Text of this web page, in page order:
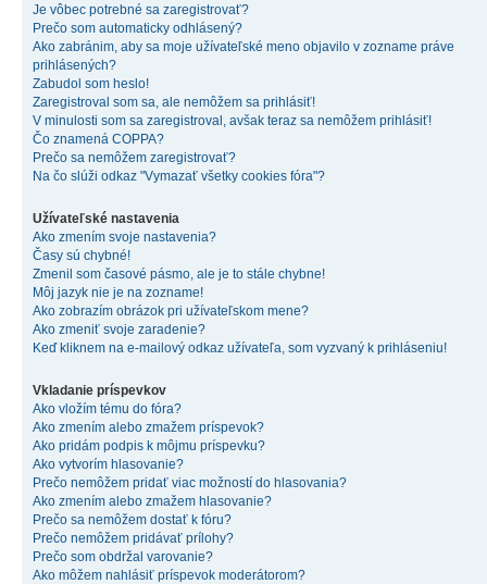
Je vôbec potrebné sa zaregistrovať?
Prečo som automaticky odhlásený?
Ako zabránim, aby sa moje užívateľské meno objavilo v zozname práve
prihlásených?
Zabudol som heslo!
Zaregistroval som sa, ale nemôžem sa prihlásiť!
V minulosti som sa zaregistroval, avšak teraz sa nemôžem prihlásiť!
Čo znamená COPPA?
Prečo sa nemôžem zaregistrovať?
Na čo slúži odkaz "Vymazať všetky cookies fóra"?
Užívateľské nastavenia
Ako zmením svoje nastavenia?
Časy sú chybné!
Zmenil som časové pásmo, ale je to stále chybne!
Môj jazyk nie je na zozname!
Ako zobrazím obrázok pri užívateľskom mene?
Ako zmeniť svoje zaradenie?
Keď kliknem na e-mailový odkaz užívateľa, som vyzvaný k prihláseniu!
Vkladanie príspevkov
Ako vložím tému do fóra?
Ako zmením alebo zmažem príspevok?
Ako pridám podpis k môjmu príspevku?
Ako vytvorím hlasovanie?
Prečo nemôžem pridať viac možností do hlasovania?
Ako zmením alebo zmažem hlasovanie?
Prečo sa nemôžem dostať k fóru?
Prečo nemôžem pridávať prílohy?
Prečo som obdržal varovanie?
Ako môžem nahlásiť príspevok moderátorom?